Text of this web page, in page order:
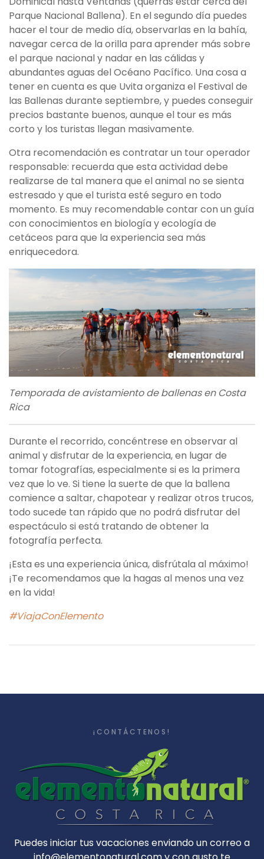
Parque Nacional Ballena). En el segundo día puedes
hacer el tour de medio día, observarlas en la bahía,
navegar cerca de la orilla para aprender más sobre
el parque nacional y nadar en las cálidas y
abundantes aguas del Océano Pacífico. Una cosa a
tener en cuenta es que Uvita organiza el Festival de
las Ballenas durante septiembre, y puedes conseguir
precios bastante buenos, aunque el tour es más
corto y los turistas llegan masivamente.
Otra recomendación es contratar un tour operador
responsable: recuerda que esta actividad debe
realizarse de tal manera que el animal no se sienta
estresado y que el turista esté seguro en todo
momento. Es muy recomendable contar con un guía
con conocimientos en biología y ecología de
cetáceos para que la experiencia sea más
enriquecedora.
Temporada de avistamiento de ballenas en Costa
Rica
Durante el recorrido, concéntrese en observar al
animal y disfrutar de la experiencia, en lugar de
tomar fotografías, especialmente si es la primera
vez que lo ve. Si tiene la suerte de que la ballena
comience a saltar, chapotear y realizar otros trucos,
todo sucede tan rápido que no podrá disfrutar del
espectáculo si está tratando de obtener la
fotografía perfecta.
¡Esta es una experiencia única, disfrútala al máximo!
¡Te recomendamos que la hagas al menos una vez
en la vida!
#ViajaConElemento
¡CONTÁCTENOS!
Puedes iniciar tus vacaciones enviando un correo a